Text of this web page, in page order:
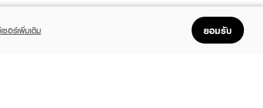
ซอร์เพิ่มเติม ยอมรับ